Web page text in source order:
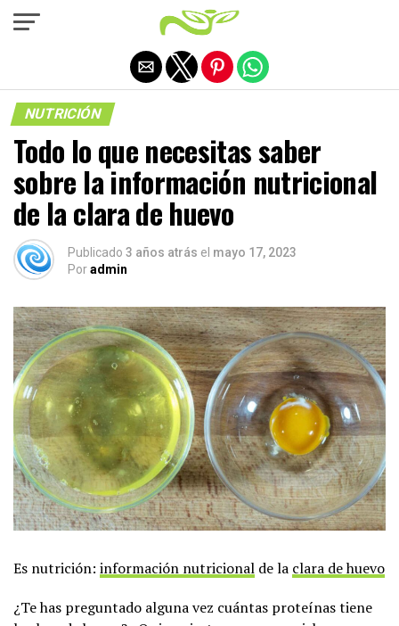
NUTRICIÓN
Todo lo que necesitas saber
sobre la información nutricional
de la clara de huevo
Publicado 3 años atrás el mayo 17, 2023
Poradmin
Es nutrición: información nutricional de la clara de huevo
¿Te has preguntado alguna vez cuántas proteínas tiene
Salir de la versión móvil